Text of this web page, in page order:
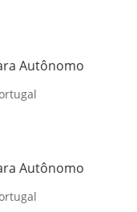
Autônomo
Autônomo